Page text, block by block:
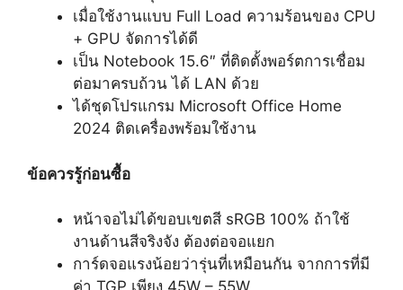
เมื่อใช้งานแบบ Full Load ความร้อนของ CPU
+ GPU จัดการได้ดี
เป็น Notebook 15.6″ ที่ติดตั้งพอร์ตการเชื่อม
ต่อมาครบถ้วน ได้ LAN ด้วย
ได้ชุดโปรแกรม Microsoft Office Home
2024 ติดเครื่องพร้อมใช้งาน
ข้อควรรู้ก่อนซื้อ
หน้าจอไม่ได้ขอบเขตสี sRGB 100% ถ้าใช้
งานด้านสีจริงจัง ต้องต่อจอแยก
การ์ดจอแรงน้อยว่ารุ่นที่เหมือนกัน จากการที่มี